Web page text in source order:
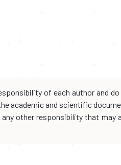
of each author and
academic and scientific
other responsibility that may